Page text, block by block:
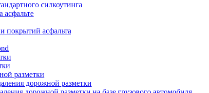
силкоутинга
асфальте
покрытий асфальта
разметки
дорожной разметки